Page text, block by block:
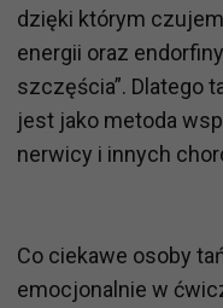
dzięki którym
energii oraz
szczęścia”. Dlatego
jest jako metoda
nerwicy i innych
Co ciekawe osoby
emocjonalnie w